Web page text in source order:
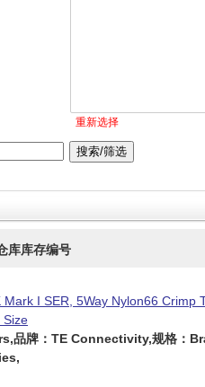
重新选择
库库存编号
I SER, 5Way Nylon66 Crimp
Size
品牌：TE Connectivity,规格：